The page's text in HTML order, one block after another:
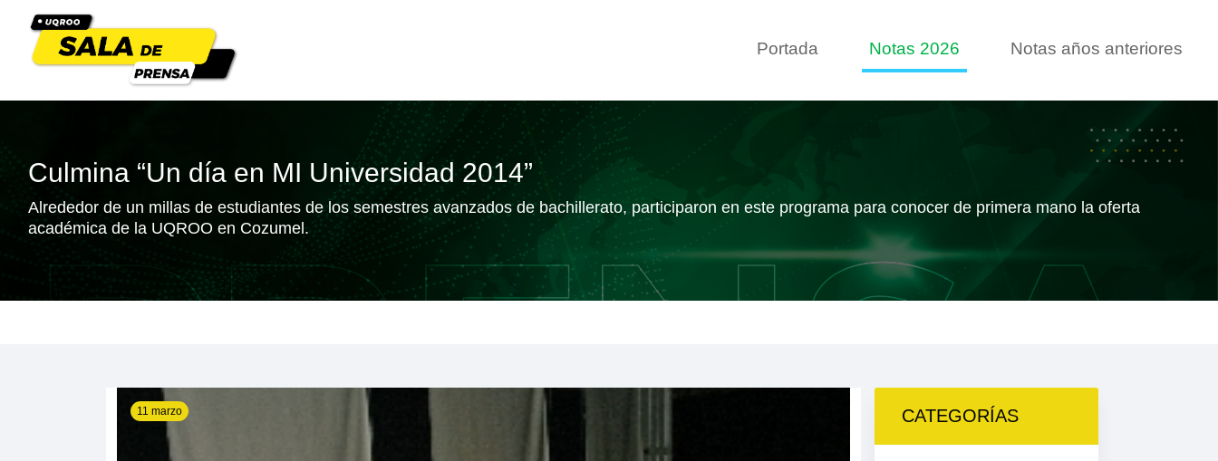
Portada Notas 2026 Notas años anteriores
Culmina “Un día en MI Universidad 2014”
Alrededor de un millas de estudiantes de los semestres avanzados de bachillerato, participaron en este programa para conocer de primera mano la oferta
académica de la UQROO en Cozumel.
11 marzo CATEGORÍAS